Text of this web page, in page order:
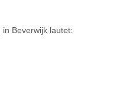
Beverwijk lautet: